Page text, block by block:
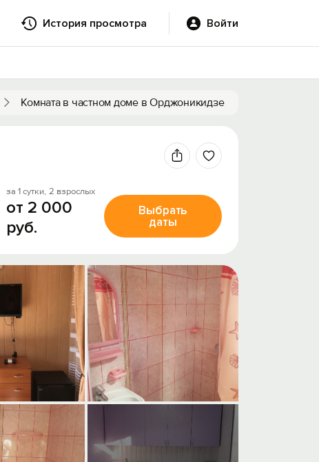
История просмотра Войти
Комната в частном доме в Орджоникидзе
за 1 сутки, 2 взрослых
от 2 000
руб.
Выбрать
даты